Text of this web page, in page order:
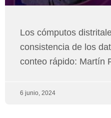
Los cómputos
consistencia de los
conteo rápido: Martín
6 junio, 2024